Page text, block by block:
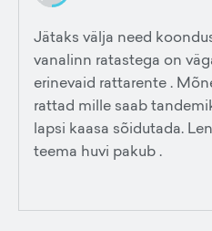
Jätaks välja need
vanalinn ratastega on
erinevaid rattarente .
rattad mille saab
lapsi kaasa sõidutada.
teema huvi pakub .